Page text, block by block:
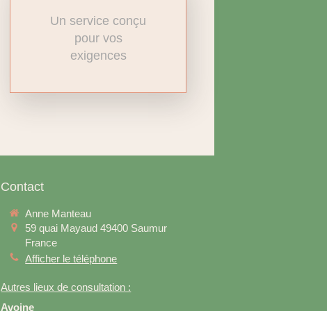
Un service conçu
pour vos
exigences
Contact
Anne Manteau
59 quai Mayaud 49400 Saumur
France
Afficher le téléphone
Autres lieux de consultation :
Avoine